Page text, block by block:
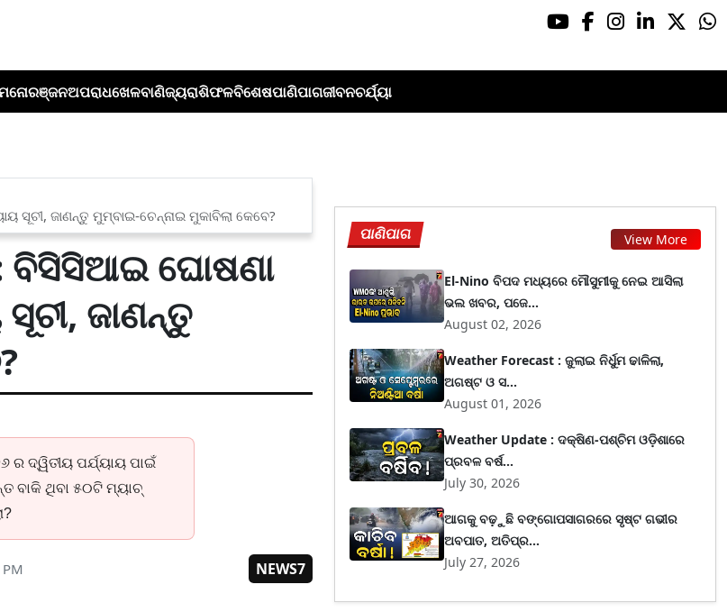
ଅପରାଧଖେଳବାଣିଜ୍ୟରାଶିଫଳବିଶେଷପାଣିପାଗଜୀବନଚର୍ଯ୍ୟା
ଜାଣନ୍ତୁ ମୁମ୍ବାଇ-ଚେନ୍ନାଇ ମୁକାବିଲା କେବେ?
ବିସିସିଆଇ ଘୋଷଣା
ଜାଣନ୍ତୁ
ର ଦ୍ୱିତୀୟ ପର୍ଯ୍ୟାୟ ପାଇଁ
ବାକି ଥିବା ୫୦ଟି ମ୍ୟାଚ୍
NEWS7
ପାଣିପାଗ View More
El-Nino ବିପଦ ମଧ୍ୟରେ ମୌସୁମୀକୁ ନେଇ ଆସିଲା
ଭଲ ଖବର, ପଜେ...
August 02, 2026
Weather Forecast : ଜୁଲାଇ ନିର୍ଧୁମ ଢାଳିଲା,
ଅଗଷ୍ଟ ଓ ସ...
August 01, 2026
Weather Update : ଦକ୍ଷିଣ-ପଶ୍ଚିମ ଓଡ଼ିଶାରେ
ପ୍ରବଳ ବର୍ଷ...
July 30, 2026
ଆଗକୁ ବଢ଼ୁଛି ବଙ୍ଗୋପସାଗରରେ ସୃଷ୍ଟ ଗଭୀର
ଅବପାତ, ଅତିପ୍ର...
July 27, 2026